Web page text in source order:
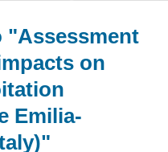
on
Emilia-